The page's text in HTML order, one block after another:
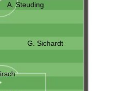
A. Steuding
G. Sichardt